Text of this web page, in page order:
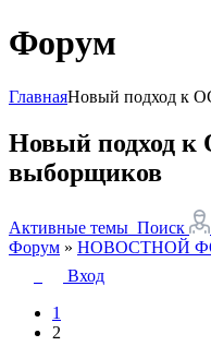
Форум
ГлавнаяНовый подход к
Новый подход к
выборщиков
Активные темы Поиск
Форум » НОВОСТНОЙ
Вход
1
2